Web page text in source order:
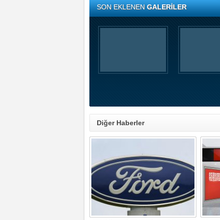
SON EKLENENGALERİLER
Diğer Haberler